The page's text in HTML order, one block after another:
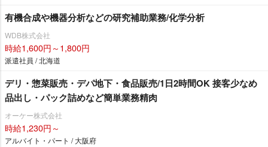
有機合成や機器分析などの研究補助業務/化学分析
WDB株式会社
時給1,600円～1,800円
派遣社員 / 北海道
デリ・惣菜販売・デパ地下・食品販売/1日2時間OK 接客少なめ
品出し・パック詰めなど簡単業務精肉
オーケー株式会社
時給1,230円～
アルバイト・パート / 大阪府